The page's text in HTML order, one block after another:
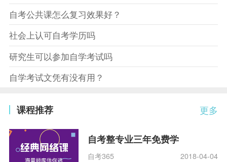
自考公共课怎么复习效果好？
社会上认可自考学历吗
研究生可以参加自学考试吗
自学考试文凭有没有用？
更多
课程推荐
自考整专业三年免费学
自考365 2018-04-04